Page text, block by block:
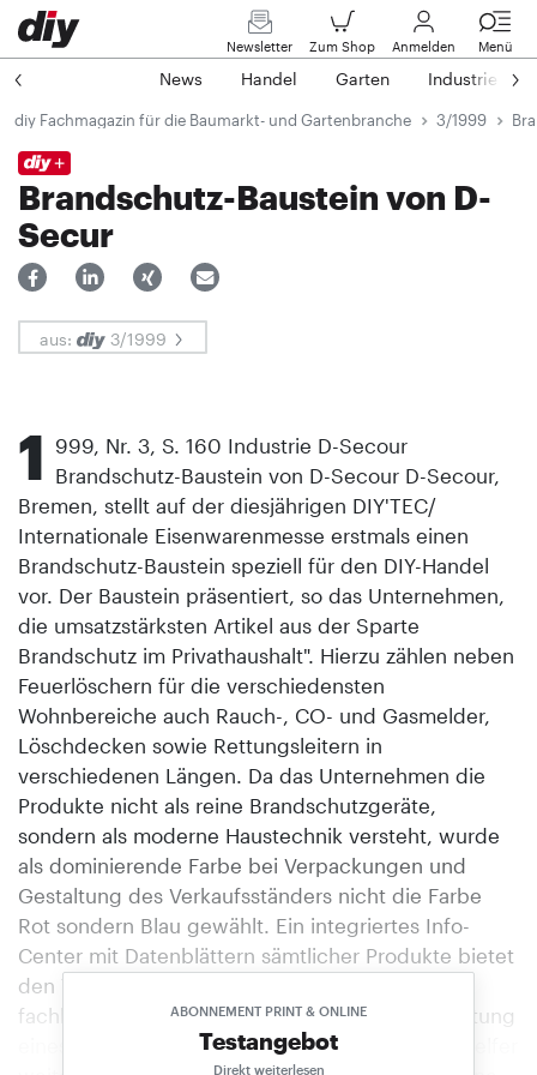
Newsletter Zum Shop Anmelden Menü
News Handel Garten Industrie
diy Fachmagazin für die Baumarkt- und Gartenbranche 3/1999
Brandschutz-Baustein von D-
Secur
aus: 3/1999
ABONNEMENT PRINT & ONLINE
Testangebot
Direkt weiterlesen
1 999, Nr. 3, S. 160 Industrie D-Secour
Brandschutz-Baustein von D-Secour D-Secour,
Bremen, stellt auf der diesjährigen DIY'TEC/
Internationale Eisenwarenmesse erstmals einen
Brandschutz-Baustein speziell für den DIY-Handel
vor. Der Baustein präsentiert, so das Unternehmen,
die umsatzstärksten Artikel aus der Sparte
Brandschutz im Privathaushalt". Hierzu zählen neben
Feuerlöschern für die verschiedensten
Wohnbereiche auch Rauch-, CO- und Gasmelder,
Löschdecken sowie Rettungsleitern in
verschiedenen Längen. Da das Unternehmen die
Produkte nicht als reine Brandschutzgeräte,
sondern als moderne Haustechnik versteht, wurde
als dominierende Farbe bei Verpackungen und
Gestaltung des Verkaufsständers nicht die Farbe
Rot sondern Blau gewählt. Ein integriertes Info-
Center mit Datenblättern sämtlicher Produkte bietet
den Verbrauchern die Möglichkeit der
fachkundigen Beratung am PoS. Mit der Einrichtung
eines Call-Centers, bei dem sich der Do-it-yourselfer